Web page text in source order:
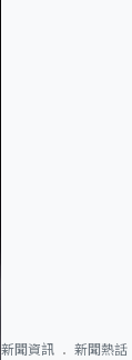
新聞資訊 新聞熱話